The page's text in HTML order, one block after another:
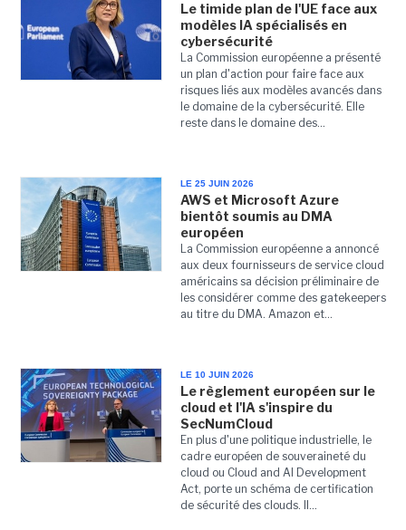
Le timide plan de l'UE face aux
modèles IA spécialisés en
cybersécurité
La Commission européenne a présenté
un plan d'action pour faire face aux
risques liés aux modèles avancés dans
le domaine de la cybersécurité. Elle
reste dans le domaine des...
LE 25 JUIN 2026
AWS et Microsoft Azure
bientôt soumis au DMA
européen
La Commission européenne a annoncé
aux deux fournisseurs de service cloud
américains sa décision préliminaire de
les considérer comme des gatekeepers
au titre du DMA. Amazon et...
LE 10 JUIN 2026
Le règlement européen sur le
cloud et l'IA s'inspire du
SecNumCloud
En plus d'une politique industrielle, le
cadre européen de souveraineté du
cloud ou Cloud and AI Development
Act, porte un schéma de certification
de sécurité des clouds. Il...